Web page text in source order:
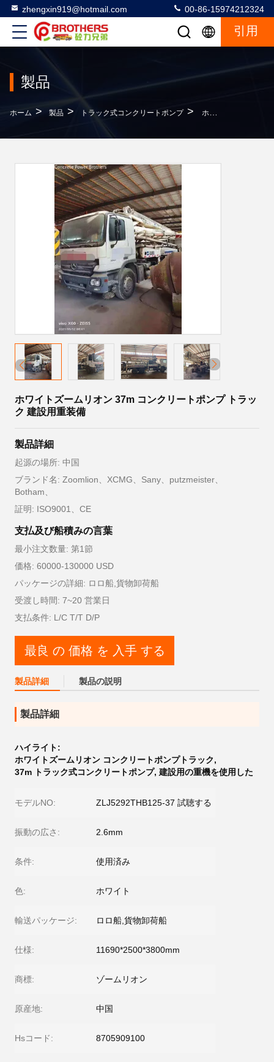
zhengxin919@hotmail.com 00-86-15974212324
引用
製品
ホーム > 製品 > トラック式コンクリートポンプ > ホワイトズームリオン 37m コンクリートポンプ トラック 建設用重装備
ホワイトズームリオン 37m コンクリートポンプ トラッ
ク 建設用重装備
製品詳細
起源の場所: 中国
ブランド名: Zoomlion、XCMG、Sany、putzmeister、
Botham、
証明: ISO9001、CE
支払及び船積みの言葉
最小注文数量: 第1節
価格: 60000-130000 USD
パッケージの詳細: ロロ船,貨物卸荷船
受渡し時間: 7~20 営業日
支払条件: L/C T/T D/P
最良 の 価格 を 入手 する
製品詳細 製品の説明
製品詳細
ハイライト:
ホワイトズームリオン コンクリートポンプトラック,
37m トラック式コンクリートポンプ, 建設用の重機を使用した
モデルNO: ZLJ5292THB125-37 試聴する
振動の広さ: 2.6mm
条件: 使用済み
色: ホワイト
輸送パッケージ: ロロ船,貨物卸荷船
仕様: 11690*2500*3800mm
商標: ゾームリオン
原産地: 中国
Hsコード: 8705909100